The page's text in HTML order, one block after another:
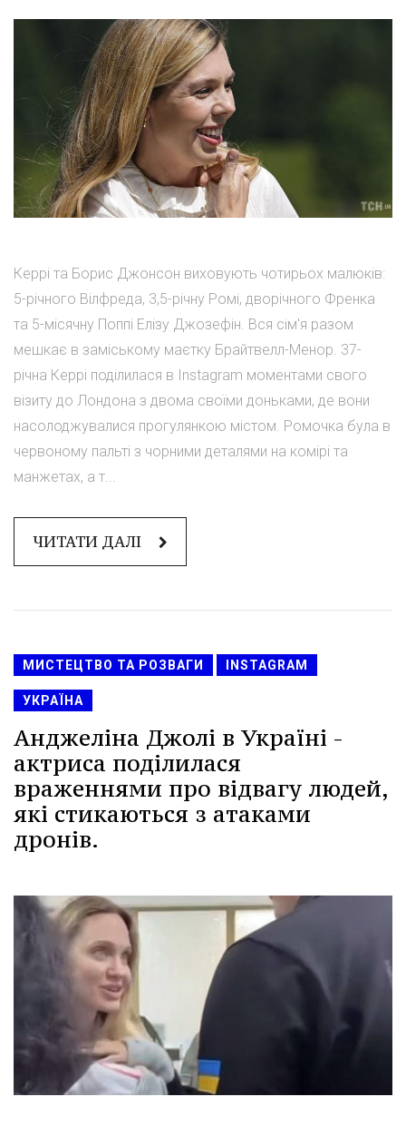
Керрі та Борис Джонсон виховують чотирьох малюків:
5-річного Вілфреда, 3,5-річну Ромі, дворічного Френка
та 5-місячну Поппі Елізу Джозефін. Вся сім'я разом
мешкає в заміському маєтку Брайтвелл-Менор. 37-
річна Керрі поділилася в Instagram моментами свого
візиту до Лондона з двома своїми доньками, де вони
насолоджувалися прогулянкою містом. Ромочка була в
червоному пальті з чорними деталями на комірі та
манжетах, а т...
ЧИТАТИ ДАЛІ
МИСТЕЦТВО ТА РОЗВАГИ INSTAGRAM
УКРАЇНА
Анджеліна Джолі в Україні -
актриса поділилася
враженнями про відвагу людей,
які стикаються з атаками
дронів.